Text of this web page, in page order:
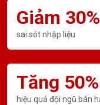
Giảm 30%
sai sót nhập liệu
Tăng 50%
hiệu quả đội ngũ bán